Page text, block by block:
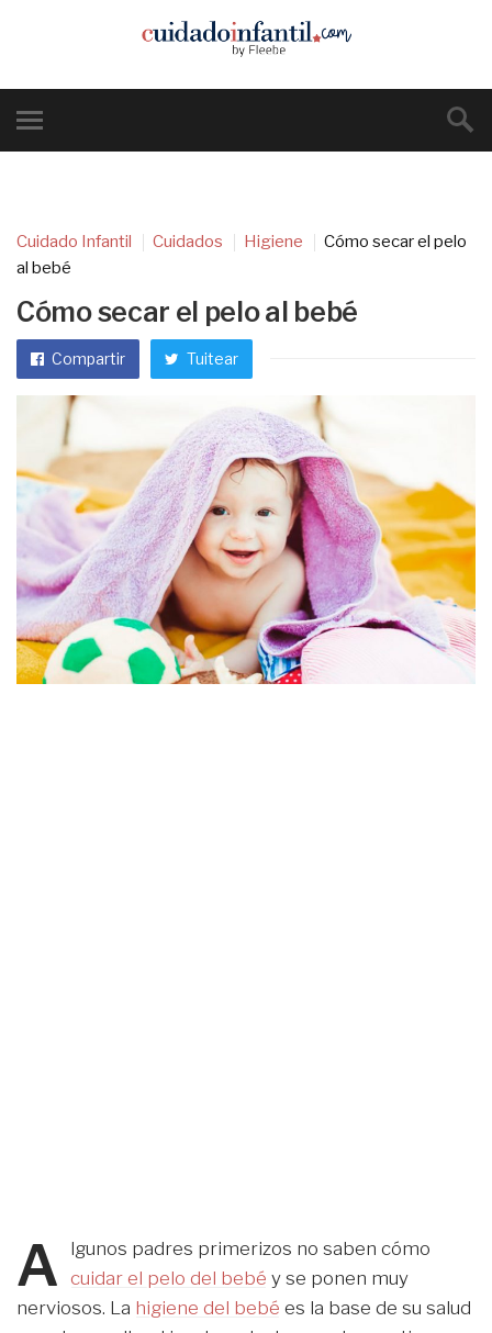
Cuidado Infantil Cuidados Higiene
Cómo secar el pelo
al bebé
Cómo secar el pelo al bebé
Compartir Tuitear
A
lgunos padres primerizos no saben cómo
cuidar el pelo del bebé y se ponen muy
nerviosos. La higiene del bebé es la base de su salud